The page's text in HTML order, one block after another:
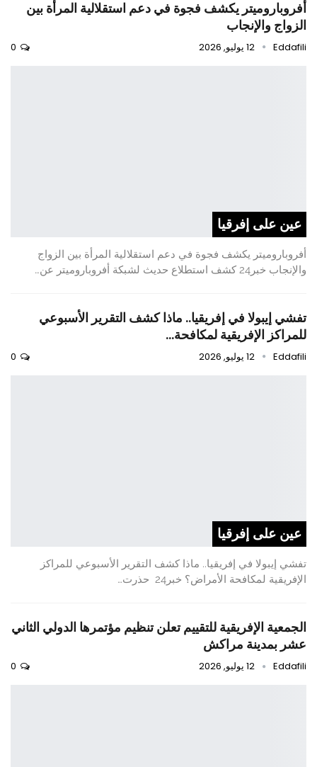
أفروباروميتر يكشف فجوة في دعم استقلالية المرأة بين
الزواج والإنجاب
Eddafili 12 يوليو, 2026
عين على إفرقيا
أفروباروميتر يكشف فجوة في دعم استقلالية المرأة بين الزواج
والإنجاب خبر24 كشف استطلاع حديث لشبكة أفروباروميتر عن…
تفشي إيبولا في إفريقيا.. ماذا كشف التقرير الأسبوعي
للمراكز الإفريقية لمكافحة…
Eddafili 12 يوليو, 2026
عين على إفرقيا
تفشي إيبولا في إفريقيا.. ماذا كشف التقرير الأسبوعي للمراكز
الإفريقية لمكافحة الأمراض؟ خبر24 حذرت…
الجمعية الإفريقية للتقييم تعلن تنظيم مؤتمرها الدولي الثاني
عشر بمدينة مراكش
Eddafili 12 يوليو, 2026